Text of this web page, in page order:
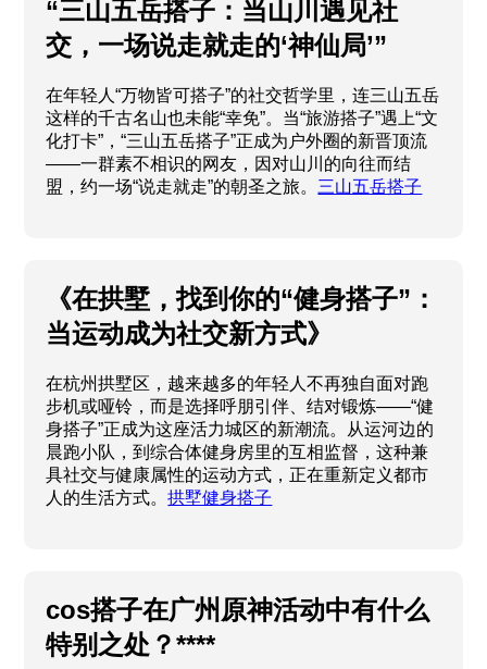
“三山五岳搭子：当山川遇见社
交，一场说走就走的‘神仙局’”
在年轻人“万物皆可搭子”的社交哲学里，连三山五岳
这样的千古名山也未能“幸免”。当“旅游搭子”遇上“文
化打卡”，“三山五岳搭子”正成为户外圈的新晋顶流
——一群素不相识的网友，因对山川的向往而结
盟，约一场“说走就走”的朝圣之旅。 三山五岳搭子
《在拱墅，找到你的“健身搭子”：
当运动成为社交新方式》
在杭州拱墅区，越来越多的年轻人不再独自面对跑
步机或哑铃，而是选择呼朋引伴、结对锻炼——“健
身搭子”正成为这座活力城区的新潮流。从运河边的
晨跑小队，到综合体健身房里的互相监督，这种兼
具社交与健康属性的运动方式，正在重新定义都市
人的生活方式。拱墅健身搭子
cos搭子在广州原神活动中有什么
特别之处？****